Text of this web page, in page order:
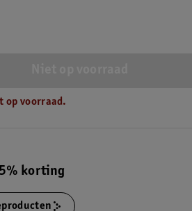
op voorraad.
korting